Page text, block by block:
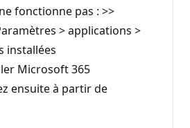
fonctionne pas : >>
> applications >
installées
Microsoft 365
ensuite à partir de